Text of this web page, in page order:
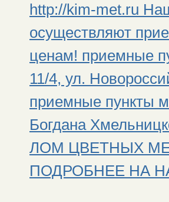
http://kim-met.ru
осуществляют
ценам! приемные
11/4, ул.
приемные пункты
Богдана
ЛОМ ЦВЕТНЫХ
ПОДРОБНЕЕ НА